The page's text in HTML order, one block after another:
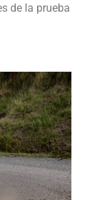
de la prueba